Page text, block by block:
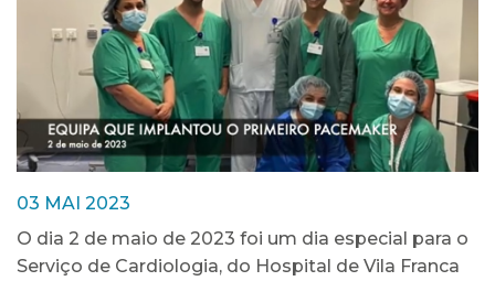
03 MAI 2023
O dia 2 de maio de 2023 foi um dia especial para o
Serviço de Cardiologia, do Hospital de Vila Franca